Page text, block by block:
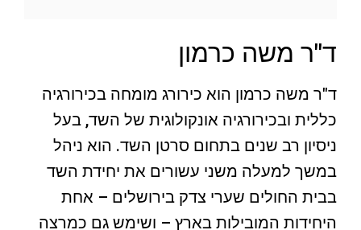
ד"ר משה כרמון
ד"ר משה כרמון הוא כירורג מומחה בכירורגיה
כללית ובכירורגיה אונקולוגית של השד, בעל
ניסיון רב שנים בתחום סרטן השד. הוא ניהל
במשך למעלה משני עשורים את יחידת השד
בבית החולים שערי צדק בירושלים – אחת
היחידות המובילות בארץ – ושימש גם כמרצה